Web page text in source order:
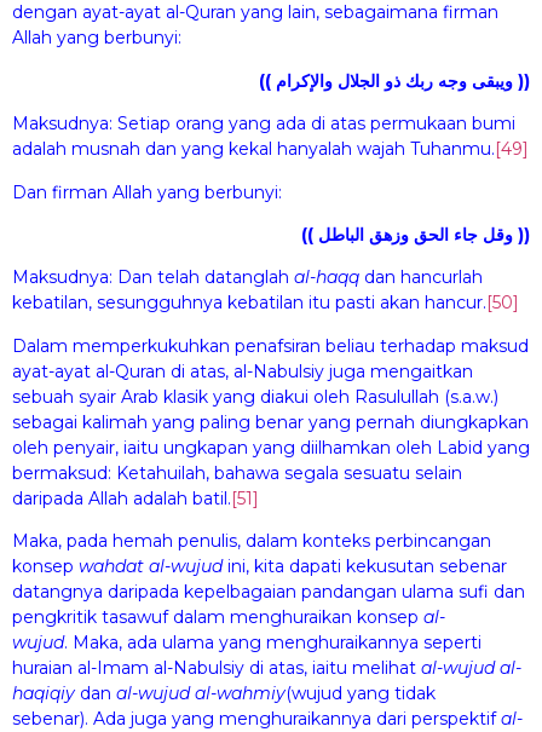
dengan ayat-ayat al-Quran yang lain, sebagaimana firman
Allah yang berbunyi:
(( ويبقى وجه ربك ذو الجلال والإكرام ))
Maksudnya: Setiap orang yang ada di atas permukaan bumi
adalah musnah dan yang kekal hanyalah wajah Tuhanmu.[49]
Dan firman Allah yang berbunyi:
(( وقل جاء الحق وزهق الباطل ))
Maksudnya: Dan telah datanglah al-haqq dan hancurlah
kebatilan, sesungguhnya kebatilan itu pasti akan hancur. [50]
Dalam memperkukuhkan penafsiran beliau terhadap maksud
ayat-ayat al-Quran di atas, al-Nabulsiy juga mengaitkan
sebuah syair Arab klasik yang diakui oleh Rasulullah (s.a.w.)
sebagai kalimah yang paling benar yang pernah diungkapkan
oleh penyair, iaitu ungkapan yang diilhamkan oleh Labid yang
bermaksud: Ketahuilah, bahawa segala sesuatu selain
daripada Allah adalah batil.[51]
Maka, pada hemah penulis, dalam konteks perbincangan
konsep wahdat al-wujudini, kita dapati kekusutan sebenar
datangnya daripada kepelbagaian pandangan ulama sufi dan
pengkritik tasawuf dalam menghuraikan konsep al-
wujud. Maka, ada ulama yang menghuraikannya seperti
huraian al-Imam al-Nabulsiy di atas, iaitu melihat al-wujud al-
haqiqiy dan al-wujud al-wahmiy(wujud yang tidak
sebenar). Ada juga yang menghuraikannya dari perspektifal-